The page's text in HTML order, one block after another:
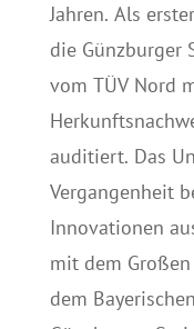
Jahren. Als
die Günzburger
vom TÜV Nord
auditiert. Das
Vergangenheit
Innovationen
mit dem
dem